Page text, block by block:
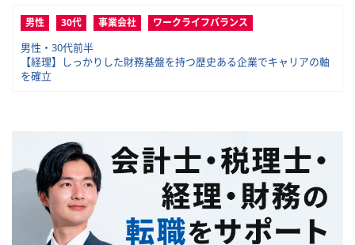
男性 30代 事業会社 ワークライフバランス
男性・30代前半
【経理】しっかりした財務基盤を持つ歴史ある企業でキャリアの軸
を確立